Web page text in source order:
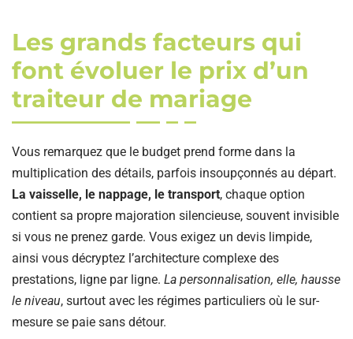
Les grands facteurs qui
font évoluer le prix d’un
traiteur de mariage
Vous remarquez que le budget prend forme dans la
multiplication des détails, parfois insoupçonnés au départ.
La vaisselle, le nappage, le transport, chaque option
contient sa propre majoration silencieuse, souvent invisible
si vous ne prenez garde. Vous exigez un devis limpide,
ainsi vous décryptez l’architecture complexe des
prestations, ligne par ligne. La personnalisation, elle, hausse
le niveau, surtout avec les régimes particuliers où le sur-
mesure se paie sans détour.